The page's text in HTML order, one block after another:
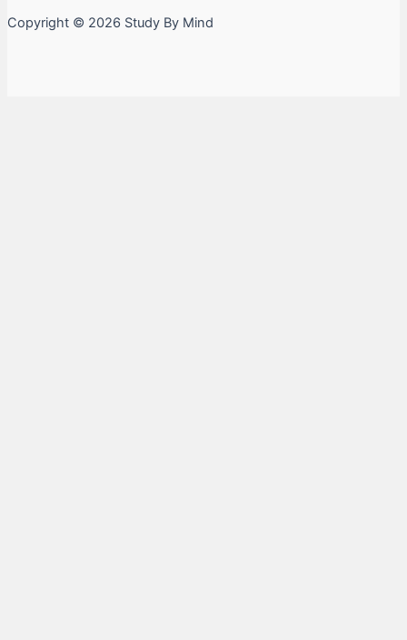
Copyright © 2026 Study By Mind